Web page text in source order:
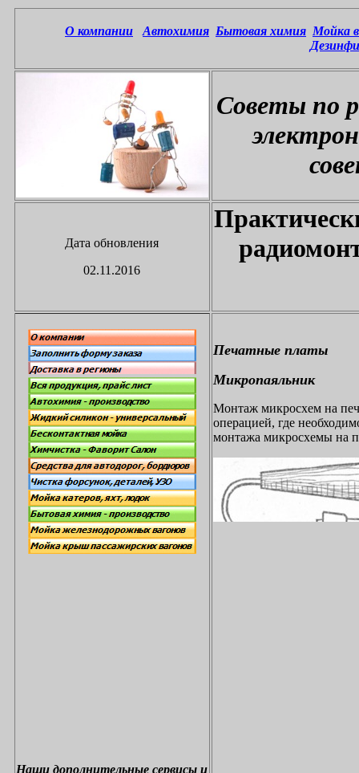
О компании Автохимия Бытовая химия Мойка
Советы по
Дата обновления
02.11.2016
Наши дополнительныесервисы и
Печатные платы
Микропаяльник
Монтаж микросхем на
операцией, где
монтажа микросхемы на